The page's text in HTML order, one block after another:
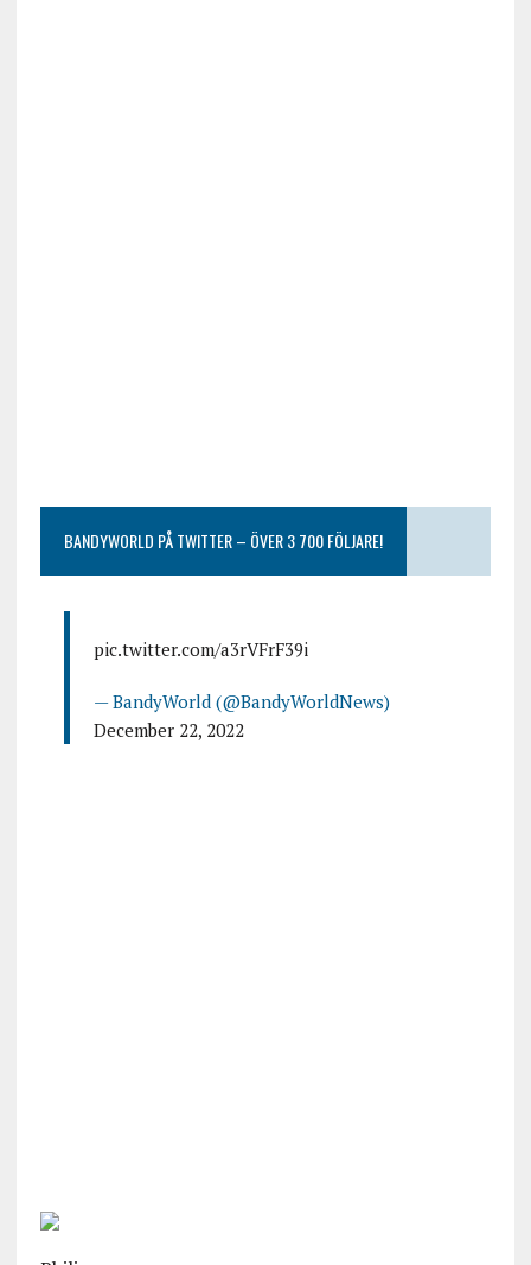
BANDYWORLD PÅ TWITTER – ÖVER 3 700 FÖLJARE!
pic.twitter.com/a3rVFrF39i
— BandyWorld (@BandyWorldNews)
December 22, 2022